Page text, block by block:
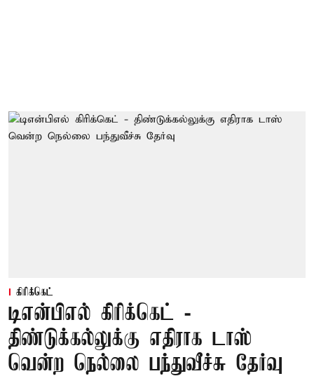
கிரிக்கெட்
டிஎன்பிஎல் கிரிக்கெட் -
திண்டுக்கல்லுக்கு எதிராக டாஸ்
வென்ற நெல்லை பந்துவீச்சு தேர்வு